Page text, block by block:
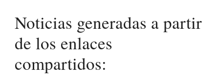
Noticias generadas a partir
de los enlaces
compartidos: